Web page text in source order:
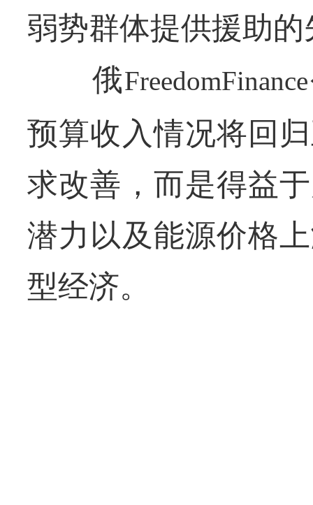
弱势群体提供援助
俄FreedomFinance
预算收入情况将回
求改善，而是得益
潜力以及能源价格
型经济。